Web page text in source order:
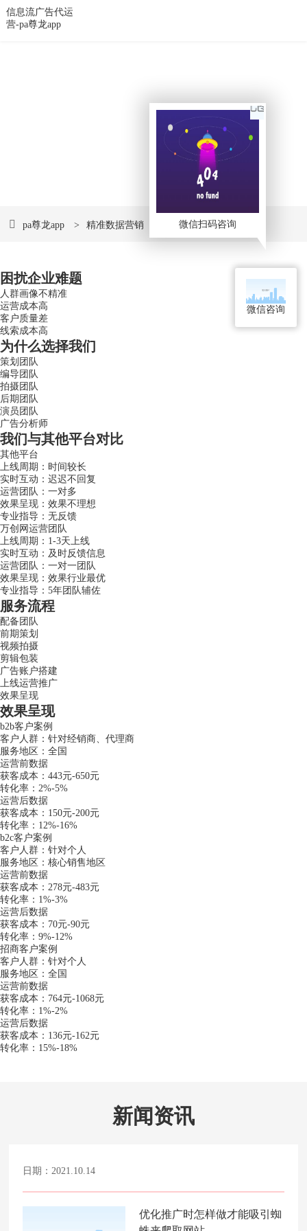
信息流广告代运
营-pa尊龙app
数字创意 • 遇见未来
品牌网站建设和网络营销pa尊龙app的解决方案提供
pa尊龙app > 精准数据营销 信息流广告代运营
困扰企业难题
人群画像不精准
运营成本高
客户质量差
线索成本高
为什么选择我们
策划团队
编导团队
拍摄团队
后期团队
演员团队
广告分析师
我们与其他平台对比
其他平台
上线周期：时间较长
实时互动：迟迟不回复
运营团队：一对多
效果呈现：效果不理想
专业指导：无反馈
万创网运营团队
上线周期：1-3天上线
实时互动：及时反馈信息
运营团队：一对一团队
效果呈现：效果行业最优
专业指导：5年团队辅佐
服务流程
配备团队
前期策划
视频拍摄
剪辑包装
广告账户搭建
上线运营推广
效果呈现
效果呈现
b2b客户案例
客户人群：针对经销商、代理商
服务地区：全国
运营前数据
获客成本：443元-650元
转化率：2%-5%
运营后数据
获客成本：150元-200元
转化率：12%-16%
b2c客户案例
客户人群：针对个人
服务地区：核心销售地区
运营前数据
获客成本：278元-483元
转化率：1%-3%
运营后数据
获客成本：70元-90元
转化率：9%-12%
招商客户案例
客户人群：针对个人
服务地区：全国
运营前数据
获客成本：764元-1068元
转化率：1%-2%
运营后数据
获客成本：136元-162元
转化率：15%-18%
新闻资讯
日期：2021.10.14
优化推广时怎样做才能吸引蜘
微信扫码咨询
微信咨询